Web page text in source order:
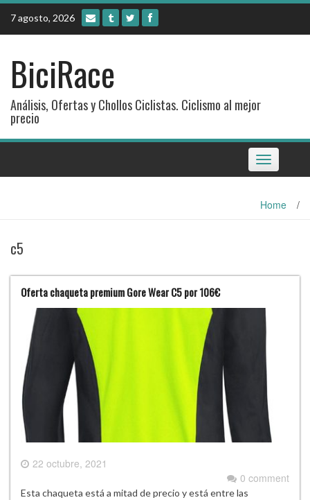
Skip
content
7 agosto, 2026
BiciRace
Análisis, Ofertas y Chollos Ciclistas. Ciclismo al mejor
precio
Toggle
navigation
Home /
c5
Oferta chaqueta premium Gore Wear C5 por 106€
22 octubre, 2021
0 comment
Esta chaqueta está a mitad de precio y está entre las